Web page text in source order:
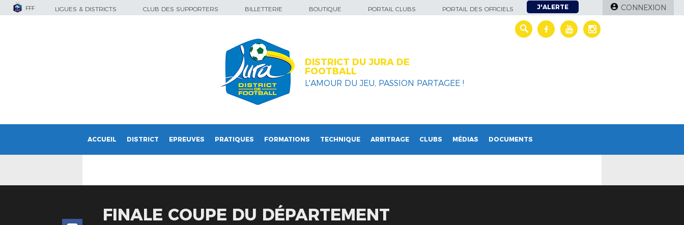
FFF LIGUES & DISTRICTS CLUB DES SUPPORTERS BILLETTERIE BOUTIQUE PORTAIL CLUBS PORTAIL DES OFFICIELS J'ALERTE CONNEXION
DISTRICT DU JURA DE
FOOTBALL
L'AMOUR DU JEU, PASSION PARTAGEE !
ACCUEIL DISTRICT EPREUVES PRATIQUES FORMATIONS TECHNIQUE ARBITRAGE CLUBS MÉDIAS DOCUMENTS
FINALE COUPE DU DÉPARTEMENT